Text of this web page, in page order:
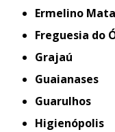
Ermelino
Freguesia do
Grajaú
Guaianases
Guarulhos
Higienópolis